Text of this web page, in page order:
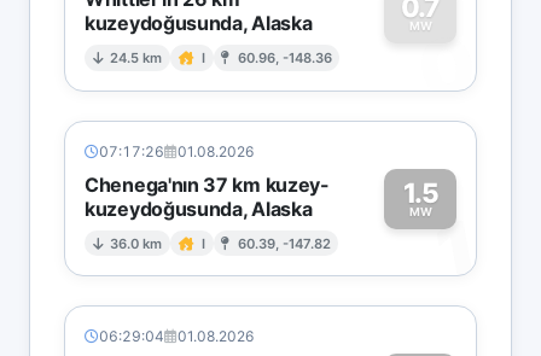
kuzeydoğusunda, Alaska
24.5 km I 60.96, -148.36
0.7
MW
0
07:17:26 01.08.2026
Chenega'nın 37 km kuzey-
kuzeydoğusunda, Alaska
36.0 km I 60.39, -147.82
1.5
MW1
06:29:04 01.08.2026